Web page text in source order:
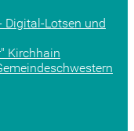
Digital-Lotsen und
Kirchhain